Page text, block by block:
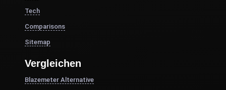
Tech
Comparisons
Sitemap
Vergleichen
Blazemeter Alternative